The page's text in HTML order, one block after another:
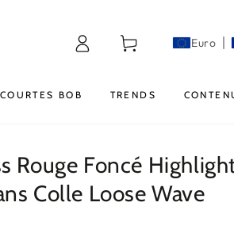
BOB TRENDS
Connexion Panier Euro
Rouge Foncé
Colle Loose Wave